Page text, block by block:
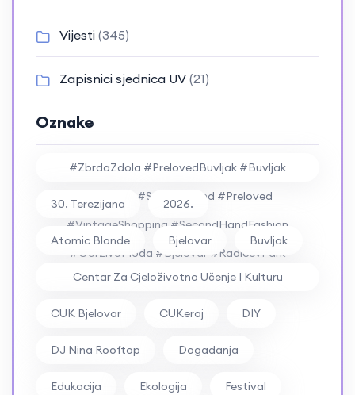
Vijesti (345)
Zapisnici sjednica UV (21)
Oznake
#ZbrdaZdola #PrelovedBuvljak #Buvljak
#Vintage #SecondHand #Preloved
#VintageShopping #SecondHandFashion
#OdrživaModa #Bjelovar #RadićevPark
#RockFestival #ZbrdaZdola2026
30. Terezijana 2026.
Atomic Blonde Bjelovar Buvljak
Centar Za Cjeloživotno Učenje I Kulturu
CUK Bjelovar CUKeraj DIY
DJ Nina Rooftop Događanja
Edukacija Ekologija Festival